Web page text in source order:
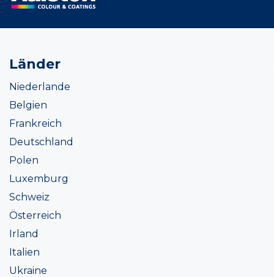
Länder
Niederlande
Belgien
Frankreich
Deutschland
Polen
Luxemburg
Schweiz
Österreich
Irland
Italien
Ukraine